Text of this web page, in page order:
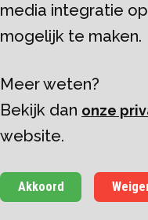
media integratie
mogelijk te maken.
Meer weten?
Bekijk dan onze
website.
Akkoord
Al onze
privacy
made by ivengi